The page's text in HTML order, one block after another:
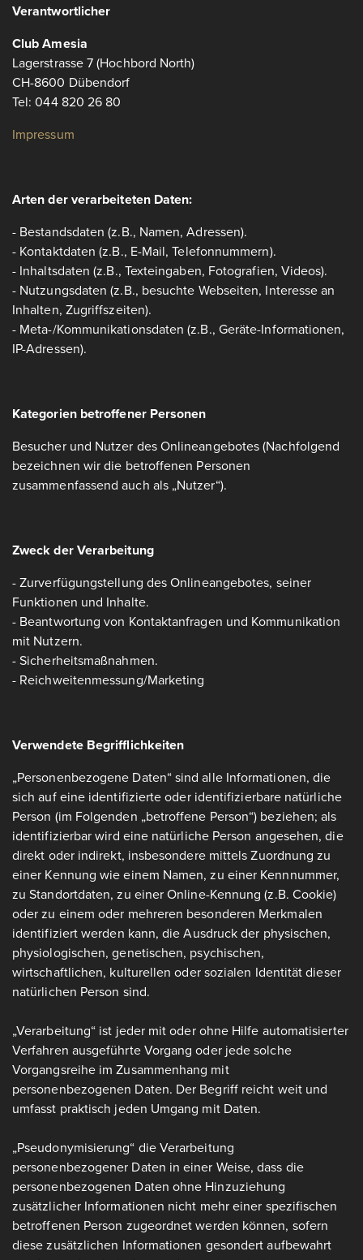
Verantwortlicher
Club Amesia
Lagerstrasse 7 (Hochbord North)
CH-8600 Dübendorf
Tel: 044 820 26 80
Impressum
Arten der verarbeiteten Daten:
- Bestandsdaten (z.B., Namen, Adressen).
- Kontaktdaten (z.B., E-Mail, Telefonnummern).
- Inhaltsdaten (z.B., Texteingaben, Fotografien, Videos).
- Nutzungsdaten (z.B., besuchte Webseiten, Interesse an
Inhalten, Zugriffszeiten).
- Meta-/Kommunikationsdaten (z.B., Geräte-Informationen,
IP-Adressen).
Kategorien betroffener Personen
Besucher und Nutzer des Onlineangebotes (Nachfolgend
bezeichnen wir die betroffenen Personen
zusammenfassend auch als „Nutzer“).
Zweck der Verarbeitung
- Zurverfügungstellung des Onlineangebotes, seiner
Funktionen und Inhalte.
- Beantwortung von Kontaktanfragen und Kommunikation
mit Nutzern.
- Sicherheitsmaßnahmen.
- Reichweitenmessung/Marketing
Verwendete Begrifflichkeiten
„Personenbezogene Daten“ sind alle Informationen, die
sich auf eine identifizierte oder identifizierbare natürliche
Person (im Folgenden „betroffene Person“) beziehen; als
identifizierbar wird eine natürliche Person angesehen, die
direkt oder indirekt, insbesondere mittels Zuordnung zu
einer Kennung wie einem Namen, zu einer Kennnummer,
zu Standortdaten, zu einer Online-Kennung (z.B. Cookie)
oder zu einem oder mehreren besonderen Merkmalen
identifiziert werden kann, die Ausdruck der physischen,
physiologischen, genetischen, psychischen,
wirtschaftlichen, kulturellen oder sozialen Identität dieser
natürlichen Person sind.
„Verarbeitung“ ist jeder mit oder ohne Hilfe automatisierter
Verfahren ausgeführte Vorgang oder jede solche
Vorgangsreihe im Zusammenhang mit
personenbezogenen Daten. Der Begriff reicht weit und
umfasst praktisch jeden Umgang mit Daten.
„Pseudonymisierung“ die Verarbeitung
personenbezogener Daten in einer Weise, dass die
personenbezogenen Daten ohne Hinzuziehung
zusätzlicher Informationen nicht mehr einer spezifischen
betroffenen Person zugeordnet werden können, sofern
diese zusätzlichen Informationen gesondert aufbewahrt